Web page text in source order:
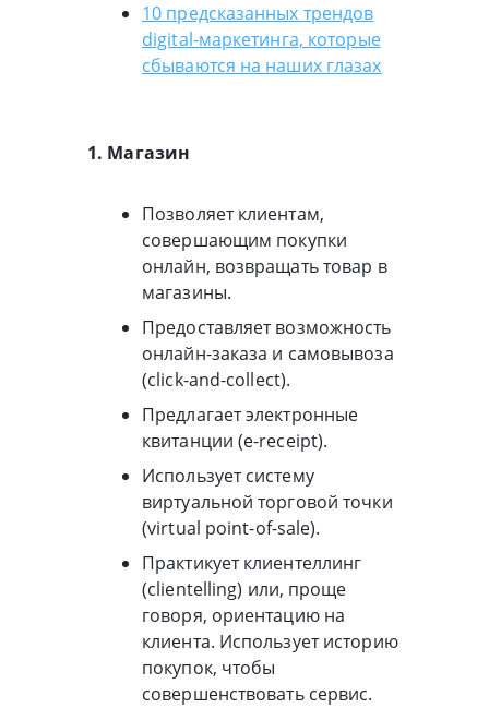
10 предсказанных трендов
digital-маркетинга, которые
сбываются на наших глазах
1. Магазин
Позволяет клиентам,
совершающим покупки
онлайн, возвращать товар в
магазины.
Предоставляет возможность
онлайн-заказа и самовывоза
(click-and-collect).
Предлагает электронные
квитанции (e-receipt).
Использует систему
виртуальной торговой точки
(virtual point-of-sale).
Практикует клиентеллинг
(clientelling) или, проще
говоря, ориентацию на
клиента. Использует историю
покупок, чтобы
совершенствовать сервис.